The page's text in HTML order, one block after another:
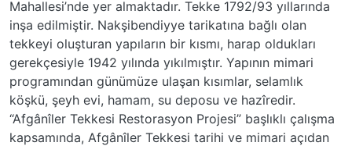
Mahallesi’nde yer almaktadır. Tekke 1792/93 yıllarında
inşa edilmiştir. Nakşibendiyye tarikatına bağlı olan
tekkeyi oluşturan yapıların bir kısmı, harap oldukları
gerekçesiyle 1942 yılında yıkılmıştır. Yapının mimari
programından günümüze ulaşan kısımlar, selamlık
köşkü, şeyh evi, hamam, su deposu ve hazîredir.
“Afgânîler Tekkesi Restorasyon Projesi” başlıklı çalışma
kapsamında, Afgânîler Tekkesi tarihi ve mimari açıdan